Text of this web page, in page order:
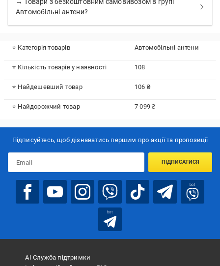
Автомобільні антени?
⭐ Категорія товарів Автомобільні антени
⭐ Кількість товарів у наявності 108
⭐ Найдешевший товар 106 ₴
⭐ Найдорожчий товар 7 099 ₴
Підписуйтесь, щоб дізнаватись першим про акції та пропозиції
ПІДПИСАТИСЯ
bot
bot
АІ Служба підтримки